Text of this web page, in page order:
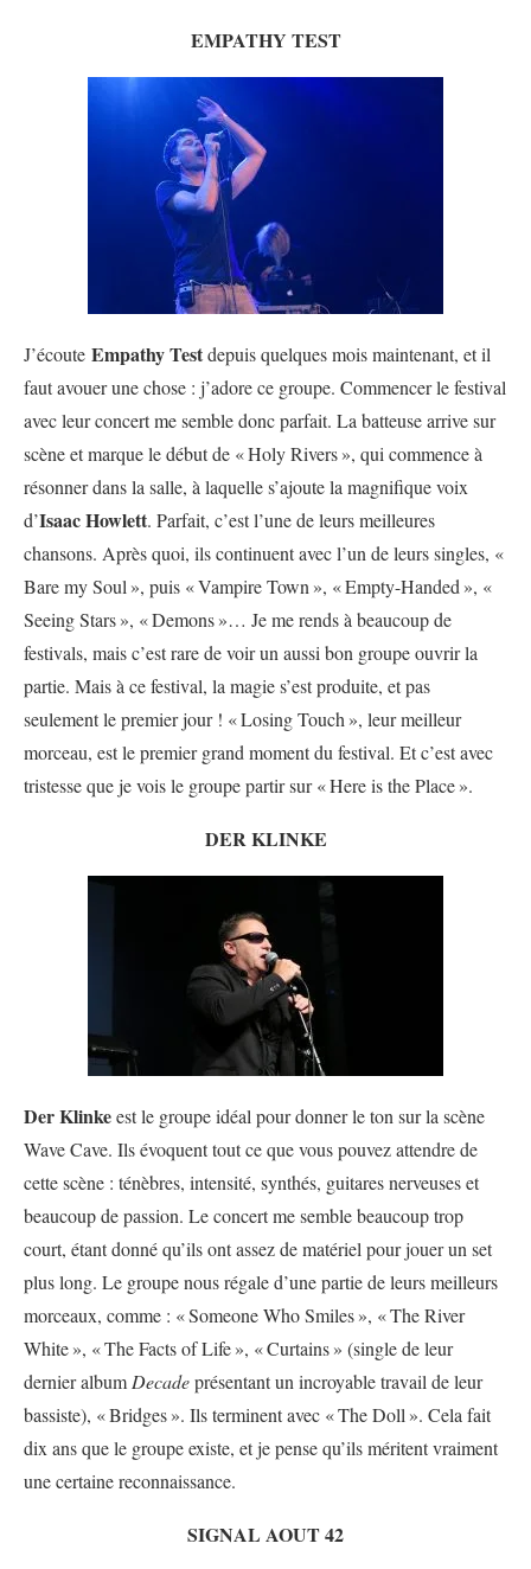
EMPATHY TEST
J’écoute Empathy Testdepuis quelques mois maintenant, et il
faut avouer une chose : j’adore ce groupe. Commencer le festival
avec leur concert me semble donc parfait. La batteuse arrive sur
scène et marque le début de «Holy Rivers», qui commence à
résonner dans la salle, à laquelle s’ajoute la magnifique voix
d’Isaac Howlett. Parfait, c’est l’une de leurs meilleures
chansons. Après quoi, ils continuent avec l’un de leurs singles, «
Bare my Soul », puis «Vampire Town », «Empty-Handed », «
Seeing Stars», «Demons»… Je me rends à beaucoup de
festivals, mais c’est rare de voir un aussi bon groupe ouvrir la
partie. Mais à ce festival, la magie s’est produite, et pas
seulement le premier jour ! «Losing Touch », leur meilleur
morceau, est le premier grand moment du festival. Et c’est avec
tristesse que je vois le groupe partir sur «Here is the Place».
DER KLINKE
Der Klinkeest le groupe idéal pour donner le ton sur la scène
Wave Cave. Ils évoquent tout ce que vous pouvez attendre de
cette scène : ténèbres, intensité, synthés, guitares nerveuses et
beaucoup de passion. Le concert me semble beaucoup trop
court, étant donné qu’ils ont assez de matériel pour jouer un set
plus long. Le groupe nous régale d’une partie de leurs meilleurs
morceaux, comme : «Someone Who Smiles», «The River
White», «The Facts of Life», «Curtains» (single de leur
dernier album Decadeprésentant un incroyable travail de leur
bassiste), «Bridges». Ils terminent avec «The Doll ». Cela fait
dix ans que le groupe existe, et je pense qu’ils méritent vraiment
une certaine reconnaissance.
SIGNAL AOUT 42